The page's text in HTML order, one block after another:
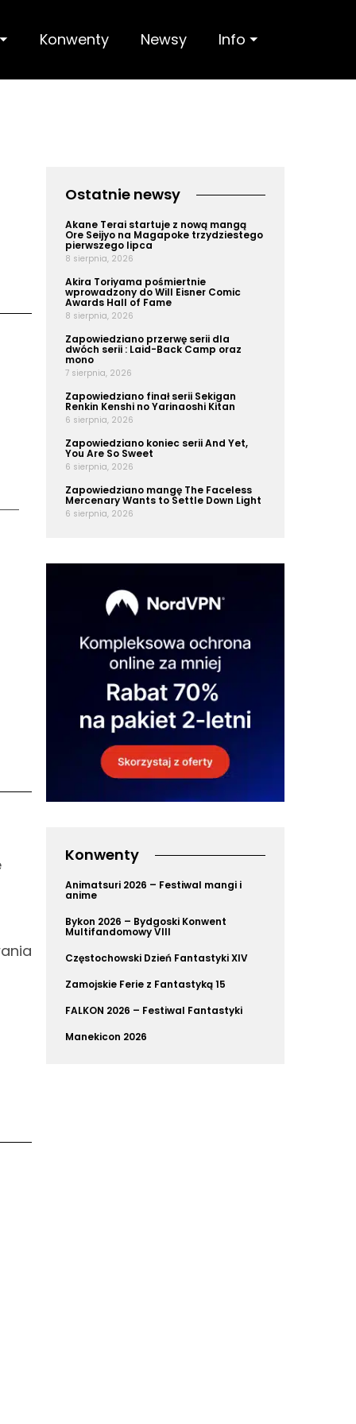
Konwenty Newsy Info ⏷
Ostatnie newsy
Akane Terai startuje z nową mangą
Ore Seijyo na Magapoke trzydziestego
pierwszego lipca
8 sierpnia, 2026
Akira Toriyama pośmiertnie
wprowadzony do Will Eisner Comic
Awards Hall of Fame
8 sierpnia, 2026
Zapowiedziano przerwę serii dla
dwóch serii : Laid-Back Camp oraz
mono
7 sierpnia, 2026
Zapowiedziano finał serii Sekigan
Renkin Kenshi no Yarinaoshi Kitan
6 sierpnia, 2026
Zapowiedziano koniec serii And Yet,
You Are So Sweet
6 sierpnia, 2026
Zapowiedziano mangę The Faceless
Mercenary Wants to Settle Down Light
6 sierpnia, 2026
Konwenty
Animatsuri 2026 – Festiwal mangi i
anime
Bykon 2026 – Bydgoski Konwent
Multifandomowy VIII
Częstochowski Dzień Fantastyki XIV
Zamojskie Ferie z Fantastyką 15
FALKON 2026 – Festiwal Fantastyki
Manekicon 2026